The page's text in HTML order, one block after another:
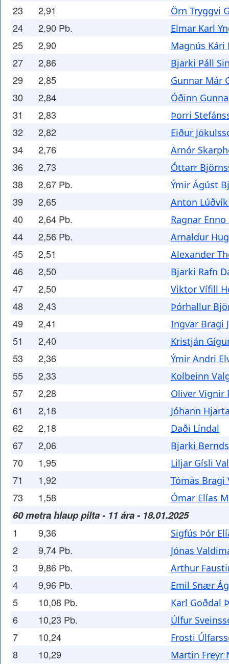
23 2,91 Örn Tryggvi
24 2,90 Pb. Elmar Karl
25 2,90 Magnús Kári
27 2,86 Bjarki Páll
29 2,85 Gunnar Már
30 2,84 Óðinn
31 2,83 Þorri
32 2,82 Eiður
34 2,76 Arnór
36 2,73 Óttarr
38 2,67 Pb. Ýmir Ágúst
39 2,65 Anton
40 2,64 Pb. Ragnar Enno
44 2,56 Pb. Arnaldur
45 2,51 Alexander
46 2,50 Bjarki Rafn
47 2,50 Viktor Vífill
48 2,43 Þórhallur
49 2,41 Ingvar Bragi
51 2,40 Kristján
53 2,36 Ýmir Andri
55 2,33 Kolbeinn
57 2,28 Oliver Vignir
61 2,18 Jóhann
62 2,18 Daði Líndal
67 2,06 Bjarki
70 1,95 Liljar Gísli
71 1,92 Tómas Bragi
73 1,58 Ómar Elías
60 metra hlaup pilta - 11 ára - 18.01.2025
1 9,36 Sigfús Þór
2 9,74 Pb. Jónas
3 9,86 Pb. Arthur
4 9,96 Pb. Emil Snær
5 10,08 Pb. Karl Goðdal
6 10,23 Pb. Úlfur
7 10,24 Frosti
8 10,29 Martin Freyr